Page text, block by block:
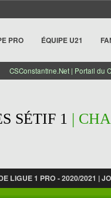
PRO ÉQUIPE U21
CSConstantine.Net | Portail du
SÉTIF 1 |
LIGUE 1 PRO - 2020/2021 |